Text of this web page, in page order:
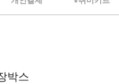
박스